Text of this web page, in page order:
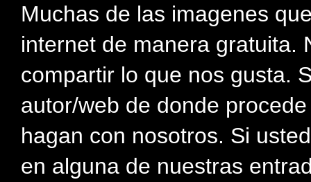
Muchas de las imagenes
internet de manera gratuita.
compartir lo que nos gusta.
autor/web de donde
hagan con nosotros. Si
en alguna de nuestras